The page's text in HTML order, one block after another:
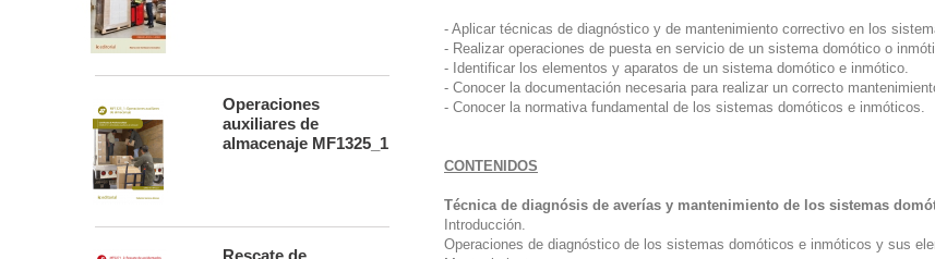
Operaciones
auxiliares de
almacenaje MF1325_1
- Aplicar técnicas de diagnóstico y de mantenimiento correctivo en los
- Realizar operaciones de puesta en servicio de un sistema domótico o
- Identificar los elementos y aparatos de un sistema domótico e inmótico.
- Conocer la documentación necesaria para realizar un correcto
- Conocer la normativa fundamental de los sistemas domóticos e inmóticos.
CONTENIDOS
Técnica de diagnósis de averías y mantenimiento de los sistemas
Introducción.
Operaciones de diagnóstico de los sistemas domóticos e inmóticos y sus